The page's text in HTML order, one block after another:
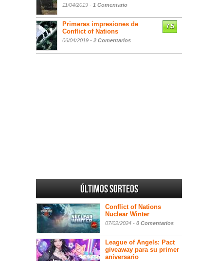
11/04/2019 - 1 Comentario
Primeras impresiones de
Conflict of Nations
06/04/2019 - 2 Comentarios
7.5
Últimos sorteos
Conflict of Nations
Nuclear Winter
07/02/2024 - 0 Comentarios
League of Angels: Pact
giveaway para su primer
aniversario